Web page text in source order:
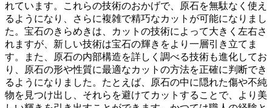
れています。これらの技術のおかげで、
原石を無駄なく使え
るようになり、さらに複雑で精巧なカットが可能になりまし
た。 宝石のきらめきは、カットの技術によって大きく左右さ
れますが、新しい技術は宝石の輝きをより一層引き立てま
す。また、原石の内部構造を詳しく調べる技術も進化してお
り、
原石の形や性質に最適なカットの方法を正確に判断でき
るようになりました。 たとえば、原石の中に隠れた傷や不純
物を見つけ出し、それらを避けてカットすることで、より美